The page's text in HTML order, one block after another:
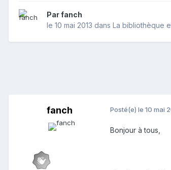
Par fanch
le 10 mai 2013 dans La bibliothèque
fanch Posté(e) le 10 mai
Bonjour à tous,